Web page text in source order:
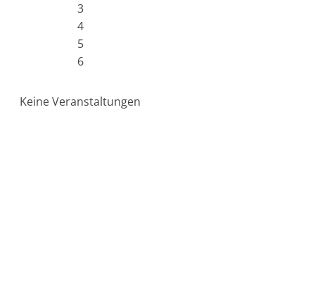
3
4
5
6
Keine Veranstaltungen